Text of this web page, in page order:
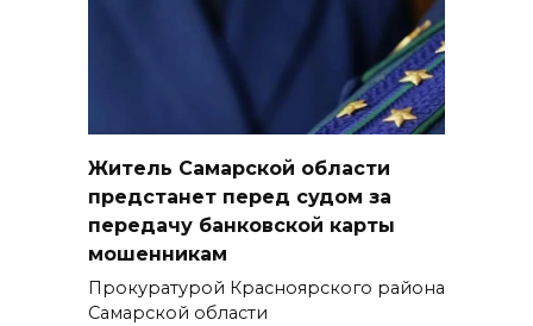
Житель Самарской области
предстанет перед судом за
передачу банковской карты
мошенникам
Прокуратурой Красноярского района
Самарской области